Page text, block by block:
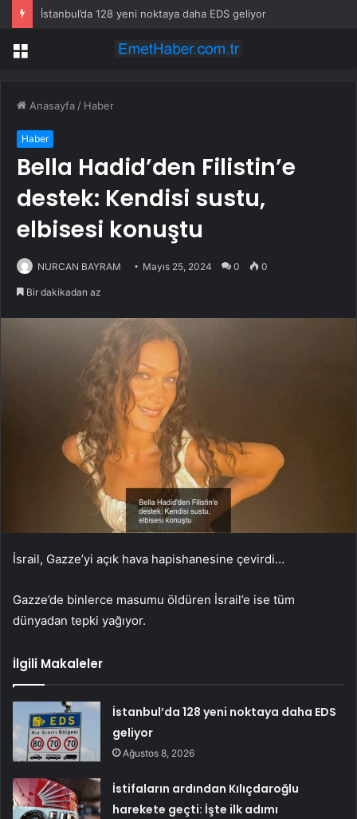
İstanbul’da 128 yeni noktaya daha EDS geliyor
Menü
Anasayfa / Haber
Haber
Bella Hadid’den Filistin’e
destek: Kendisi sustu,
elbisesi konuştu
NURCAN BAYRAM Mayıs 25, 2024 0 0
Bir dakikadan az
İsrail, Gazze’yi açık hava hapishanesine çevirdi…
Gazze’de binlerce masumu öldüren İsrail’e ise tüm
dünyadan tepki yağıyor.
İlgili Makaleler
İstanbul’da 128 yeni noktaya daha EDS
geliyor
Ağustos 8, 2026
İstifaların ardından Kılıçdaroğlu
harekete geçti: İşte ilk adımı